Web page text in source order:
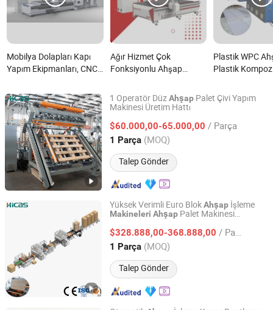
Mobilya Dolapları Kapı
Yapım Ekipmanları, CNC
Ahşap Oymalı CNC
Router 1325 Ahşap
İşleme Makinesi Çift
Spindle CNC Router Atc
Etiketleme nedir?
Ağır Hizmet Çok
Fonksiyonlu Ahşap
CNC Router 1325 2030
Marangozluk Ürünleri için
Plastik WPC
Plastik
Makinesi nedir?
1 Operatör DüzAhşap Palet Çivi Yapım
Makinesi Üretim Hattı
$60.000,00-65.000,00 / Parça
1 Parça (MOQ)
Talep Gönder
Qingdao High-Class Service Import & Export Co., Ltd.
Shandong, China Fiyat 2016
Yüksek Verimli Euro BlokAhşap İşleme
Makineleri Ahşap Palet Makinesi
Makinesi
$328.888,00-368.888,00 / Parça
1 Parça (MOQ)
Talep Gönder
Qingdao High-Class Service Import & Export Co., Ltd.
Shandong, China Fiyat 2016